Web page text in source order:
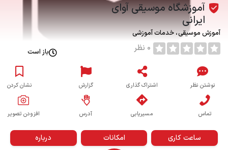
آموزشگاه موسیقی آوای
ایرانی
آموزش موسیقی خدمات آموزشی
0 نظر باز است
نوشتن نظر اشتراک گذاری گزارش نشان کردن
تماس مسیریابی آدرس افزودن تصویر
ساعت کاری امکانات درباره